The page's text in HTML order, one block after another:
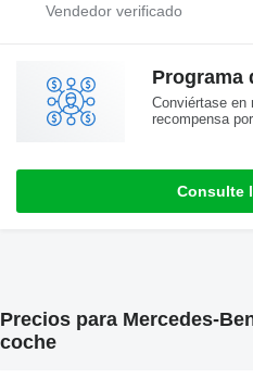
Programa
Conviértase en
recompensa
Consulte
Precios para Mercedes-
coche